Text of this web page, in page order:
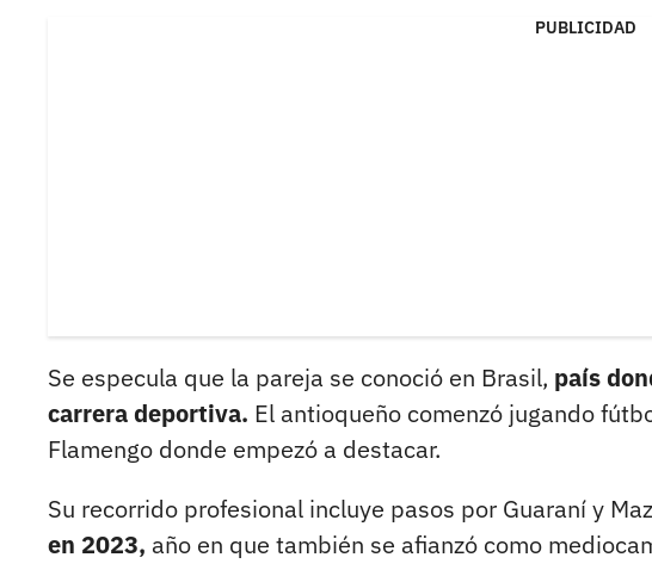
PUBLICIDAD
Se especula que la pareja se conoció en Brasil, país
carrera deportiva. El antioqueño comenzó jugando
Flamengo donde empezó a destacar.
Su recorrido profesional incluye pasos por Guaraní y
en 2023, año en que también se afianzó como